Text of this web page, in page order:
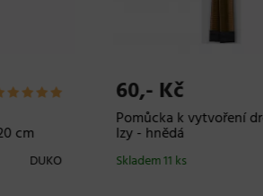
DUKO
60,- Kč
Pomůcka k vytvoření
Izy - hnědá
Skladem 11 ks